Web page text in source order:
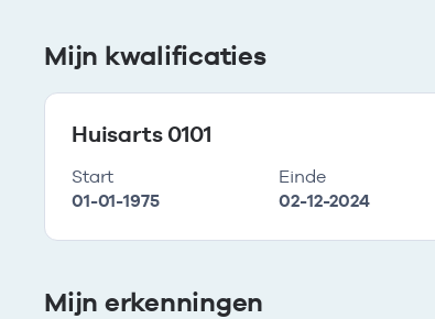
Mijn kwalificaties
Huisarts 0101
Start
01-01-1975
Einde
02-12-2024
Mijn erkenningen